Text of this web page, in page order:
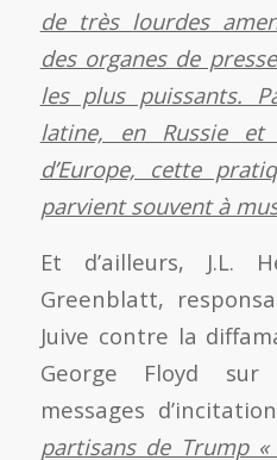
de très lourdes
des organes de
les plus puissants.
latine, en Russie et
d’Europe, cette
parvient souvent à
Et d’ailleurs, J.L.
Greenblatt,
Juive contre la
George Floyd
messages
partisans de Trump